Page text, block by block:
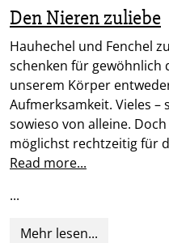
Den Nieren zuliebe
Hauhechel und Fenchel
schenken für gewöhnlich
unserem Körper
Aufmerksamkeit. Vieles
sowieso von alleine.
möglichst rechtzeitig für
Read more...
...
Mehr lesen...